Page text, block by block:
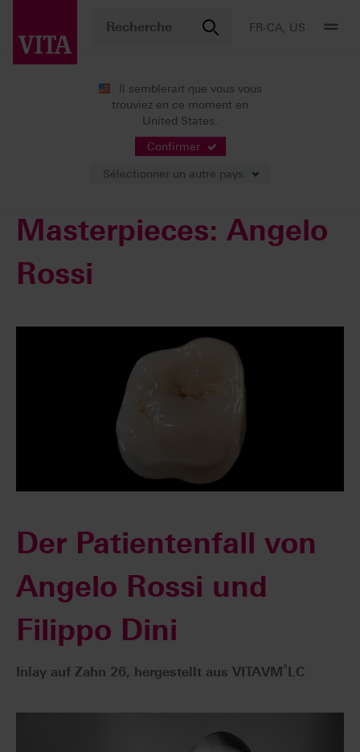
FR-CA, US
Il semblerait que vous vous
trouviez en ce moment en
United States.
Confirmer
Sélectionner un autre pays
Cas cliniques
Patientenfälle von Meisterhand_kopie_1
Patientenfall Angelo Rossi
Masterpieces: Angelo
Rossi
Der Patientenfall von
Angelo Rossi und
Filippo Dini
Inlay auf Zahn 26, hergestellt aus VITAVM ® LC